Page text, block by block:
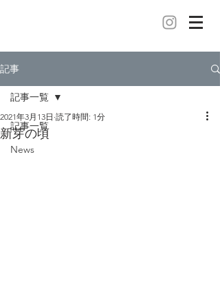
記事
記事一覧
News
記事一覧
新芽の頃
2021年3月13日 読了時間: 1分